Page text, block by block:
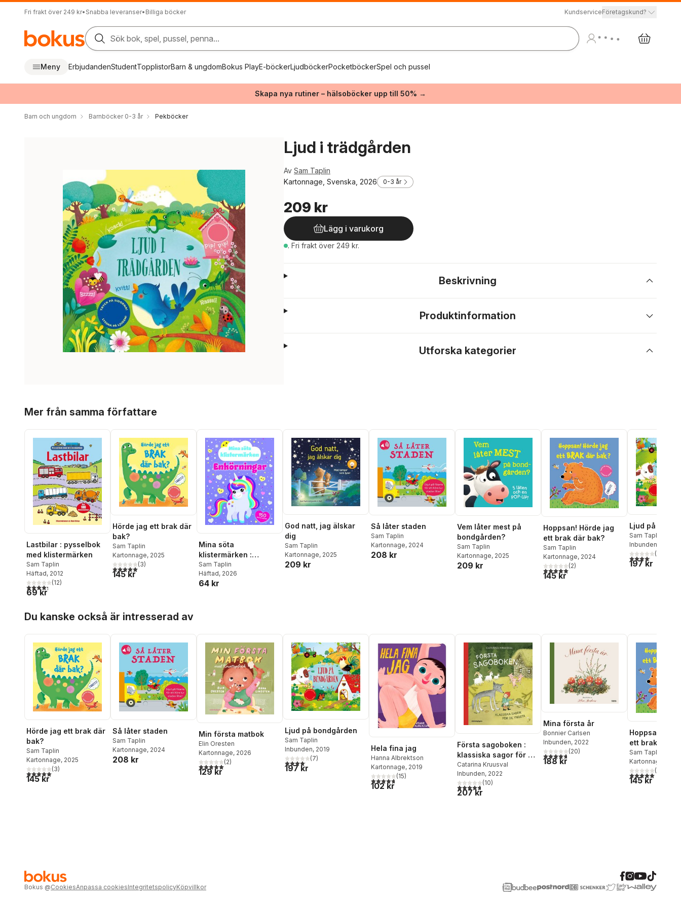
Fri frakt över 249 kr• Snabba leveranser• Billiga böcker KundserviceFöretagskund?
Sök bok, spel, pussel, penna...
Meny ErbjudandenStudentTopplistorBarn & ungdomBokus PlayE-böckerLjudböckerPocketböckerSpel och pussel
Skapa nya rutiner – hälsoböcker upp till 50% →
Barn och ungdom Barnböcker 0-3 år Pekböcker
Ljud i trädgården
Av Sam Taplin
Kartonnage, Svenska, 2026
0-3 år
209 kr
Lägg i varukorg
. Fri frakt över 249 kr.
Beskrivning
Produktinformation
Utforska kategorier
Mer från samma författare
Lastbilar : pysselbok
med klistermärken
Sam Taplin
Häftad, 2012
4,3utav 5 stjärnor. Totalt antal röster:
(12)
69 kr
Hörde jag ett brak där
bak?
Sam Taplin
Kartonnage, 2025
5,0utav 5 stjärnor. Totalt antal röster:
(3)
145 kr
Mina söta
klistermärken :
enhörningar
Sam Taplin
Häftad, 2026
64 kr
God natt, jag älskar
dig
Sam Taplin
Kartonnage, 2025
209 kr
Så låter staden
Sam Taplin
Kartonnage, 2024
208 kr
Vem låter mest på
bondgården?
Sam Taplin
Kartonnage, 2025
209 kr
Hoppsan! Hörde jag
ett brak där bak?
Sam Taplin
Kartonnage, 2024
5,0utav 5 stjärnor. Totalt antal röster:
(2)
145 kr
Ljud på
Sam Taplin
Inbunden
4,1utav 5(
197 kr
Du kanske också är intresserad av
Hörde jag ett brak där
bak?
Sam Taplin
Kartonnage, 2025
5,0utav 5 stjärnor. Totalt antal röster:
(3)
145 kr
Så låter staden
Sam Taplin
Kartonnage, 2024
208 kr
Min första matbok
Elin Oresten
Kartonnage, 2026
5,0utav 5 stjärnor. Totalt antal röster:
(2)
129 kr
Ljud på bondgården
Sam Taplin
Inbunden, 2019
4,1utav 5 stjärnor. Totalt antal röster:
(7)
197 kr
Hela fina jag
Hanna Albrektson
Kartonnage, 2019
4,7utav 5 stjärnor. Totalt antal röster:
(15)
102 kr
Första sagoboken :
klassiska sagor för de
yngsta
Catarina Kruusval
Inbunden, 2022
4,7utav 5 stjärnor. Totalt antal röster:
(10)
207 kr
Mina första år
Bonnier Carlsen
Inbunden, 2022
4,7utav 5 stjärnor. Totalt antal röster:
(20)
188 kr
Hoppsan!
ett brak där
Sam Taplin
Kartonnage
5,0utav 5(
145 kr
Bokus @CookiesAnpassa cookiesIntegritetspolicyKöpvillkor